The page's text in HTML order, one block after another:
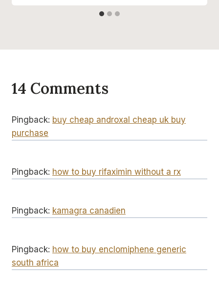
14 Comments
Pingback: buy cheap androxal cheap uk buy
purchase
Pingback: how to buy rifaximin without a rx
Pingback: kamagra canadien
Pingback: how to buy enclomiphene generic
south africa